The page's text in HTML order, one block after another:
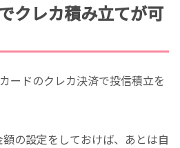
クレカ積み立てが可
ードのクレカ決済で投信積立を
の設定をしておけば、あとは自